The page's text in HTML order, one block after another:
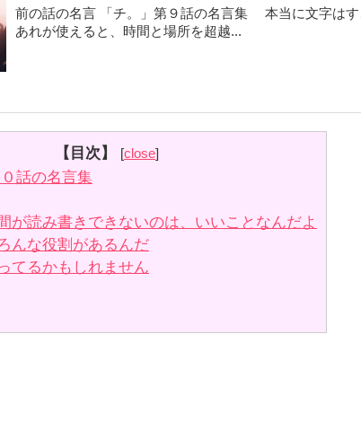
前の話の名言 「チ。」第９話の名言集 本当に文字は
あれが使えると、時間と場所を超越...
【目次】 [close]
話の名言集
が読み書きできないのは、いいことなんだよ
んな役割があるんだ
てるかもしれません